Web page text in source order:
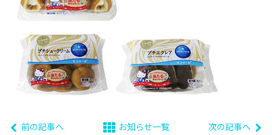
前の記事へ お知らせ一覧 次の記事へ